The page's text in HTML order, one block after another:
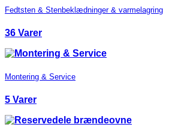
Fedtsten & Stenbeklædninger & varmelagring
36 Varer
Montering & Service
5 Varer